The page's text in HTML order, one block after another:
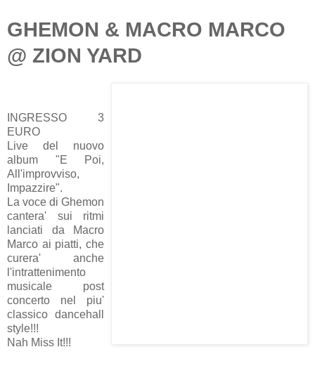
GHEMON & MACRO MARCO
@ ZION YARD
INGRESSO 3
EURO
Live del nuovo
album "E Poi,
All'improvviso,
Impazzire".
La voce di Ghemon
cantera' sui ritmi
lanciati da Macro
Marco ai piatti, che
curera' anche
l'intrattenimento
musicale post
concerto nel piu'
classico dancehall
style!!!
Nah Miss It!!!